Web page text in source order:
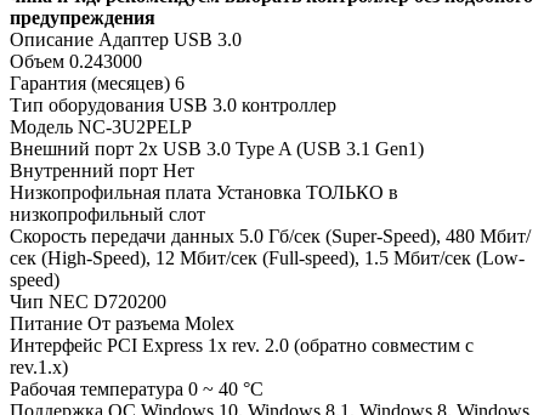
предупреждения
Описание Адаптер USB 3.0
Объем 0.243000
Гарантия (месяцев) 6
Тип оборудования USB 3.0 контроллер
Модель NC-3U2PELP
Внешний порт 2x USB 3.0 Type A (USB 3.1 Gen1)
Внутренний порт Нет
Низкопрофильная плата Установка ТОЛЬКО в
низкопрофильный слот
Скорость передачи данных 5.0 Гб/сек (Super-Speed), 480 Мбит/
сек (High-Speed), 12 Мбит/сек (Full-speed), 1.5 Мбит/сек (Low-
speed)
Чип NEC D720200
Питание От разъема Molex
Интерфейс PCI Express 1x rev. 2.0 (обратно совместим с
rev.1.х)
Рабочая температура 0 ~ 40 °C
Поддержка ОС Windows 10, Windows 8.1, Windows 8, Windows